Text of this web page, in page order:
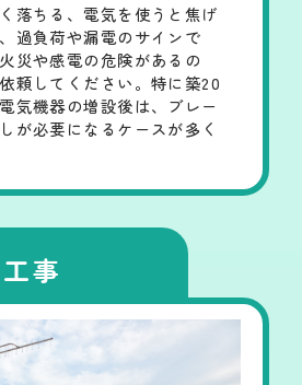
落ちる、電気を使うと焦げ
過負荷や漏電のサインで
災や感電の危険があるの
頼してください。特に築20
気機器の増設後は、ブレー
が必要になるケースが多く
事